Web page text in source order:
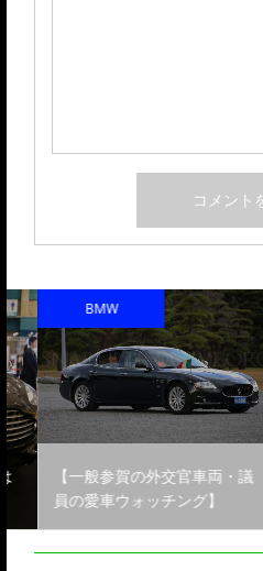
BMW
【一般参賀の外交官車両・議
員の愛車ウォッチング】